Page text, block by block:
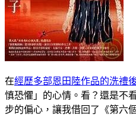
在經歷多部恩田陸作品的洗禮
慎恐懼」的心情。看？還是不
步的偏心，讓我借回了《第六